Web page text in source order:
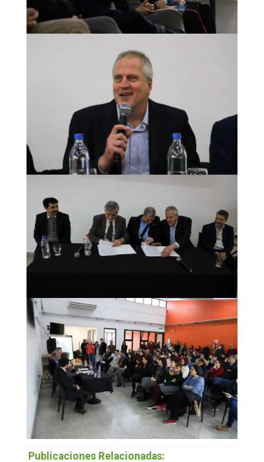
Publicaciones Relacionadas: